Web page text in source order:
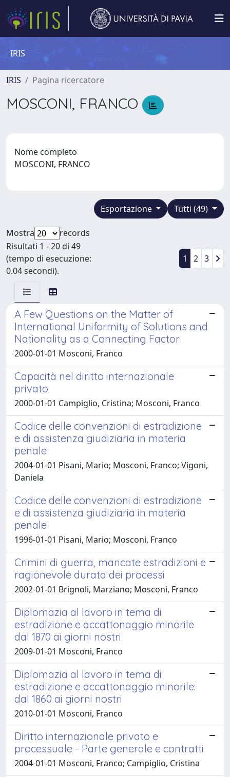
IRIS
IRIS Pagina ricercatore
MOSCONI, FRANCO
Nome completo
MOSCONI, FRANCO
Tutti (49)
Esportazione
Mostra
records
Risultati 1 - 20 di 49
(tempo di esecuzione:
0.04 secondi).
1 2 3
A Few Questions on the Matter of
International Uniformity of Solutions and
Nationality as a Connecting Factor
2000-01-01 Mosconi, Franco
Capacità nel diritto internazionale
privato
2000-01-01 Campiglio, Cristina; Mosconi, Franco
Codice delle convenzioni di estradizione
e di assistenza giudiziaria in materia
penale
2004-01-01 Pisani, Mario; Mosconi, Franco; Vigoni,
Daniela
Codice delle convenzioni di estradizione
e di assistenza giudiziaria in materia
penale
1996-01-01 Pisani, Mario; Mosconi, Franco
Crimini di guerra, mancate estradizioni e
ragionevole durata dei processi
2002-01-01 Brignoli, Marziano; Mosconi, Franco
Diplomazia al lavoro in tema di
estradizione e accattonaggio minorile
dal 1870 ai giorni nostri
2009-01-01 Mosconi, Franco
Diplomazia al lavoro in tema di
estradizione e accattonaggio minorile:
dal 1860 ai giorni nostri
2010-01-01 Mosconi, Franco
Diritto internazionale privato e
processuale - Parte generale e contratti
2004-01-01 Mosconi, Franco; Campiglio, Cristina